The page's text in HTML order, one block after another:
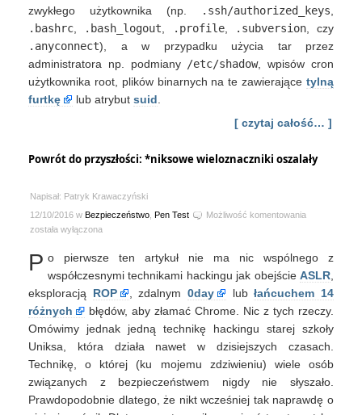
zwykłego użytkownika (np.
.ssh/authorized_keys
.bashrc
.bash_logout .profile, .subversion, czy
.anyconnect), a w przypadku użycia tar przez
administratora np. podmiany /etc/shadow, wpisów cron
użytkownika root, plików binarnych na te zawierające tylną
furtkę
lub atrybut suid
[ czytaj całość… ]
Powrót do przyszłości: *niksowe wieloznaczniki oszalały
Napisał: Patryk Krawaczyński
12/10/2016 w Bezpieczeństwo Pen Test Możliwość komentowania
*niksowe
wieloznaczniki
została wyłączona
P o pierwsze ten artykuł nie ma nic wspólnego z
współczesnymi technikami hackingu jak obejście ASLR
eksploracją ROP , zdalnym0day lubłańcuchem 14
różnych
błędów, aby złamać Chrome. Nic z tych rzeczy.
Omówimy jednak jedną technikę hackingu starej szkoły
Uniksa, która działa nawet w dzisiejszych czasach.
Technikę, o której (ku mojemu zdziwieniu) wiele osób
związanych z bezpieczeństwem nigdy nie słyszało.
Prawdopodobnie dlatego, że nikt wcześniej tak naprawdę o